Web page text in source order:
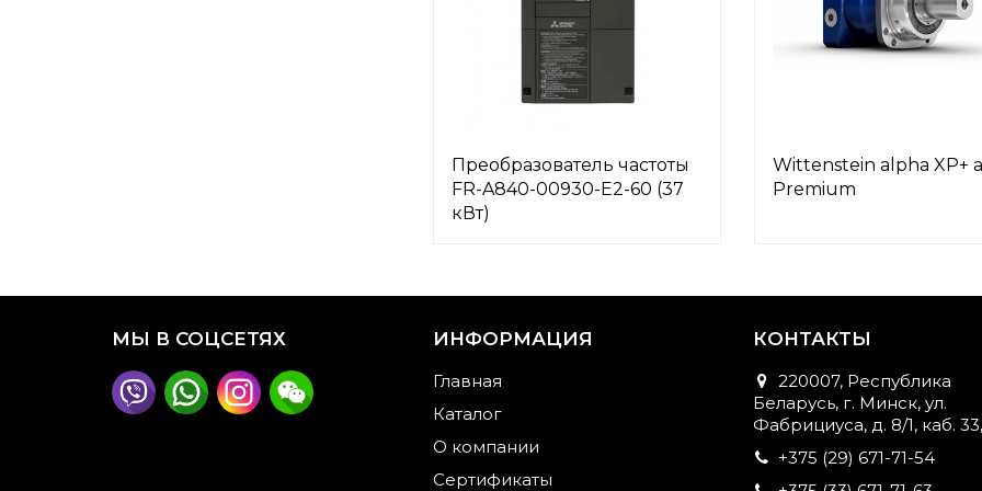
Преобразователь частоты
FR-A840-00930-E2-60 (37
кВт)
Wittenstein alpha XP+
Premium
МЫ В СОЦСЕТЯХ ИНФОРМАЦИЯ
Главная
Каталог
О компании
Сертификаты
КОНТАКТЫ
220007, Республика
Беларусь, г. Минск, ул.
Фабрициуса, д. 8/1, каб.
+375 (29) 671-71-54